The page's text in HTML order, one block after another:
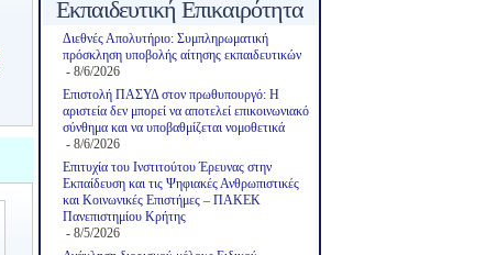
Εκπαιδευτική Επικαιρότητα
Διεθνές Απολυτήριο: Συμπληρωματική
πρόσκληση υποβολής αίτησης εκπαιδευτικών
- 8/6/2026
Επιστολή ΠΑΣΥΔ στον πρωθυπουργό: Η
αριστεία δεν μπορεί να αποτελεί επικοινωνιακό
σύνθημα και να υποβαθμίζεται νομοθετικά
- 8/6/2026
Επιτυχία του Ινστιτούτου Έρευνας στην
Εκπαίδευση και τις Ψηφιακές Ανθρωπιστικές
και Κοινωνικές Επιστήμες – ΠΑΚΕΚ
Πανεπιστημίου Κρήτης
- 8/5/2026